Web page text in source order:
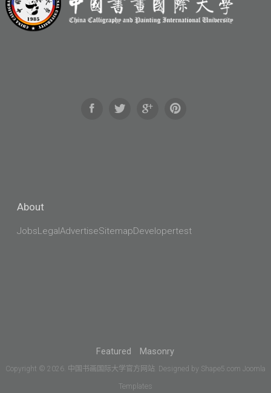
About
JobsLegalAdvertiseSitemapDevelopertest
Featured Masonry
Copyright © 2026. 中国书画国际大学官方网站. Designed by Shape5.com Joomla
Templates